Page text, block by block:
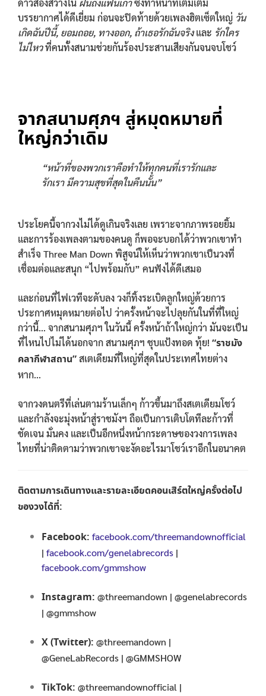
ดาวส่องสว่างใน ฝันถึงแฟนเก่าซึ่งทำหน้าที่เติมเต็ม
บรรยากาศได้ดีเยี่ยม ก่อนจะปิดท้ายด้วยเพลงฮิตเซ็ตใหญ่ วัน
เกิดฉันปีนี้, ยอมถอย, ทางออก, ถ้าเธอรักฉันจริงและ รักใคร
ไม่ไหวที่คนทั้งสนามช่วยกันร้องประสานเสียงกันจนจบโชว์
จากสนามศุภฯ สู่หมุดหมายที่
ใหญ่กว่าเดิม
“หน้าที่ของพวกเราคือทำให้ทุกคนที่เรารักและ
รักเรา มีความสุขที่สุดในคืนนั้น”
ประโยคนี้จากวงไม่ได้ดูเกินจริงเลย เพราะจากภาพรอยยิ้ม
และการร้องเพลงตามของคนดู ก็พอจะบอกได้ว่าพวกเขาทำ
สำเร็จ Three Man Down พิสูจน์ให้เห็นว่าพวกเขาเป็นวงที่
เชื่อมต่อและสนุก “ไปพร้อมกับ” คนฟังได้ดีเสมอ
และก่อนที่ไฟเวทีจะดับลง วงก็ทิ้งระเบิดลูกใหญ่ด้วยการ
ประกาศหมุดหมายต่อไป ว่าครั้งหน้าจะไปลุยกันในที่ที่ใหญ่
กว่านี้… จากสนามศุภฯ ในวันนี้ ครั้งหน้าถ้าใหญ่กว่า มันจะเป็น
ที่ไหนไปไม่ได้นอกจาก สนามศุภฯ ชุบแป้งทอด ทุ้ย! “ราชมัง
คลากีฬาสถาน”สเตเดียมที่ใหญ่ที่สุดในประเทศไทยต่าง
หาก…
จากวงดนตรีที่เล่นตามร้านเล็กๆ ก้าวขึ้นมาถึงสเตเดียมโชว์
และกำลังจะมุ่งหน้าสู่ราชมังฯ ถือเป็นการเติบโตทีละก้าวที่
ชัดเจน มั่นคง และเป็นอีกหนึ่งหน้ากระดาษของวงการเพลง
ไทยที่น่าติดตามว่าพวกเขาจะงัดอะไรมาโชว์เราอีกในอนาคต
ติดตามการเดินทางและรายละเอียดคอนเสิร์ตใหญ่ครั้งต่อไป
ของวงได้ที่:
Facebook: facebook.com/threemandownofficial
| facebook.com/genelabrecords |
facebook.com/gmmshow
Instagram: @threemandown | @genelabrecords
| @gmmshow
X (Twitter): @threemandown |
@GeneLabRecords | @GMMSHOW
TikTok: @threemandownofficial |